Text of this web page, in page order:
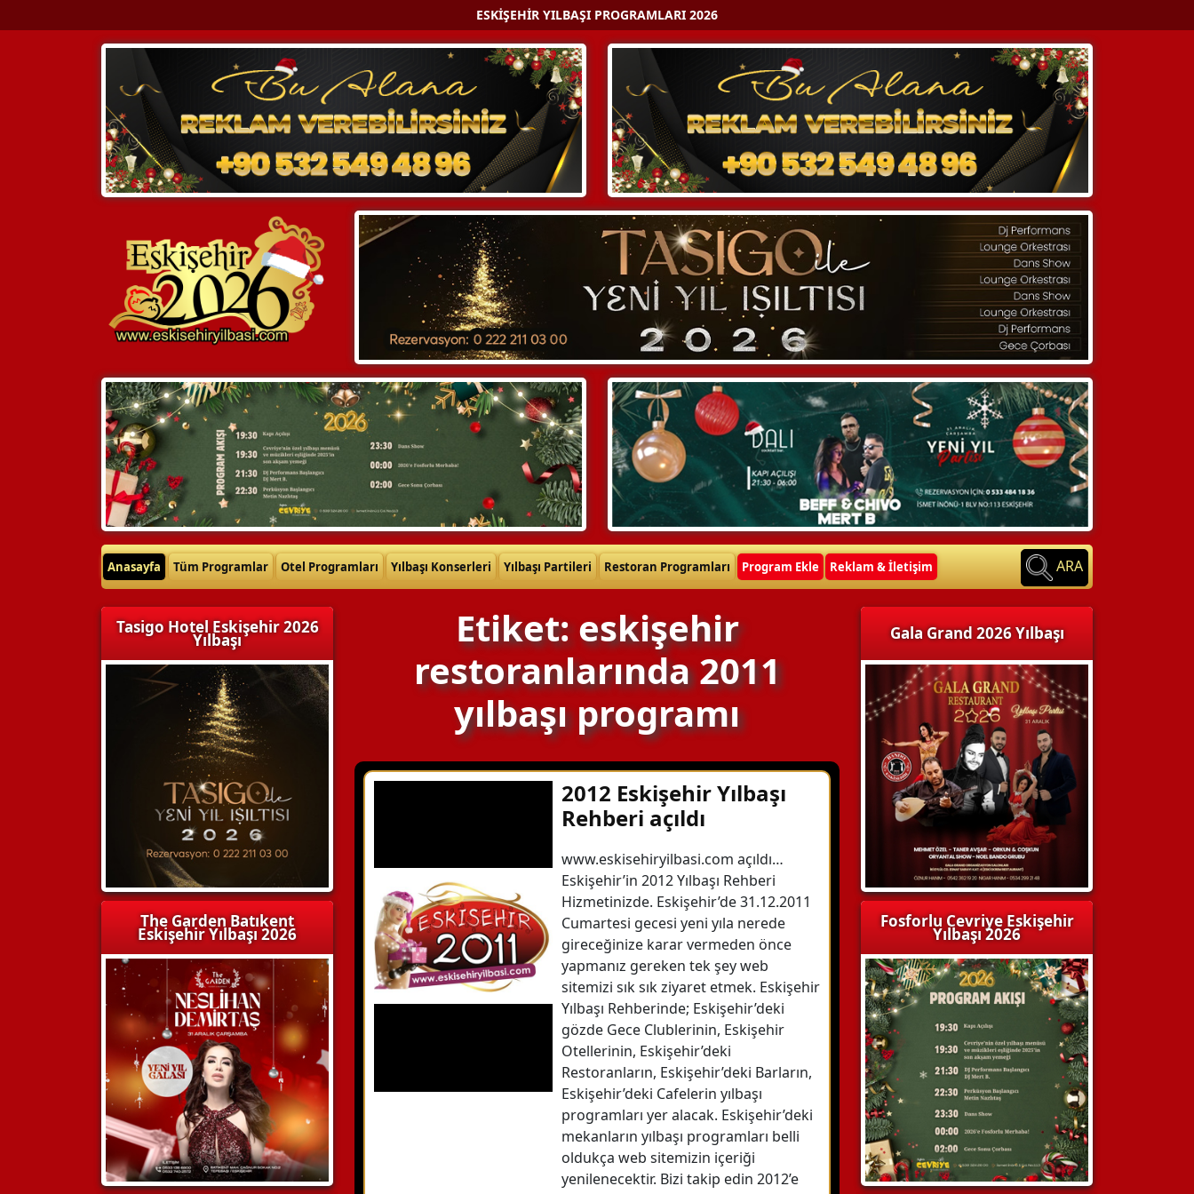
ESKIŞEHIR YILBAŞI PROGRAMLARI 2026
Anasayfa Tüm Programlar Otel Programları Yılbaşı Konserleri Yılbaşı Partileri Restoran Programları Program Ekle Reklam & İletişim ARA
Tasigo Hotel Eskişehir 2026
Yılbaşı
The Garden Batıkent
Eskişehir Yılbaşı 2026
Etiket: eskişehir
restoranlarında 2011
yılbaşı programı
2012 Eskişehir Yılbaşı
Rehberi açıldı
www.eskisehiryilbasi.com açıldı…
Eskişehir’in 2012 Yılbaşı Rehberi
Hizmetinizde. Eskişehir’de 31.12.2011
Cumartesi gecesi yeni yıla nerede
gireceğinize karar vermeden önce
yapmanız gereken tek şey web
sitemizi sık sık ziyaret etmek. Eskişehir
Yılbaşı Rehberinde; Eskişehir’deki
gözde Gece Clublerinin, Eskişehir
Otellerinin, Eskişehir’deki
Restoranların, Eskişehir’deki Barların,
Eskişehir’deki Cafelerin yılbaşı
programları yer alacak. Eskişehir’deki
mekanların yılbaşı programları belli
oldukça web sitemizin içeriği
yenilenecektir. Bizi takip edin 2012’e
Gala Grand 2026 Yılbaşı
Fosforlu Cevriye Eskişehir
Yılbaşı 2026